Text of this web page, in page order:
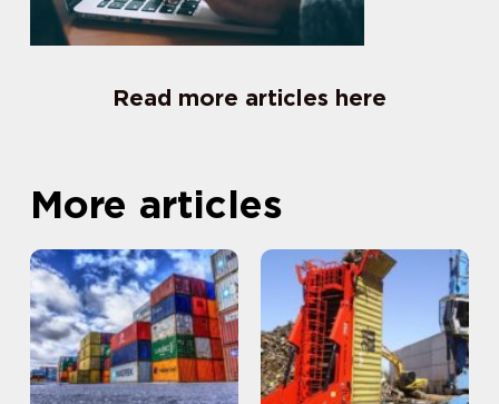
Read more articles here
More articles